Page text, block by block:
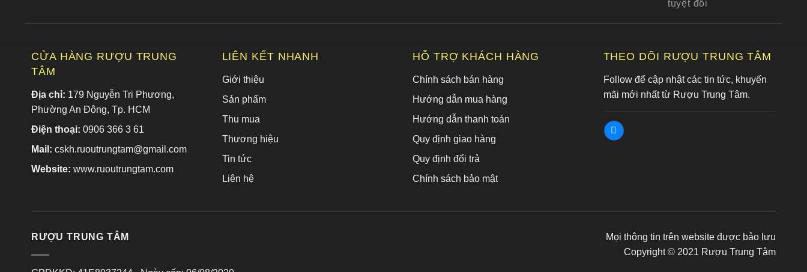
tuyệt đối
CỬA HÀNG RƯỢU TRUNG
TÂM
Địa chỉ: 179 Nguyễn Tri Phương,
Phường An Đông, Tp. HCM
Điện thoại: 0906 366 3 61
Mail: cskh.ruoutrungtam@gmail.com
Website: www.ruoutrungtam.com
LIÊN KẾT NHANH
Giới thiệu
Sản phẩm
Thu mua
Thương hiệu
Tin tức
Liên hệ
HỖ TRỢ KHÁCH HÀNG
Chính sách bán hàng
Hướng dẫn mua hàng
Hướng dẫn thanh toán
Quy định giao hàng
Quy định đổi trả
Chính sách bảo mật
THEO DÕI RƯỢU TRUNG TÂM
Follow để cập nhật các tin tức, khuyến
mãi mới nhất từ Rượu Trung Tâm.
RƯỢU TRUNG TÂM
Mọi thông tin trên website được bảo lưu
Copyright © 2021 Rượu Trung Tâm